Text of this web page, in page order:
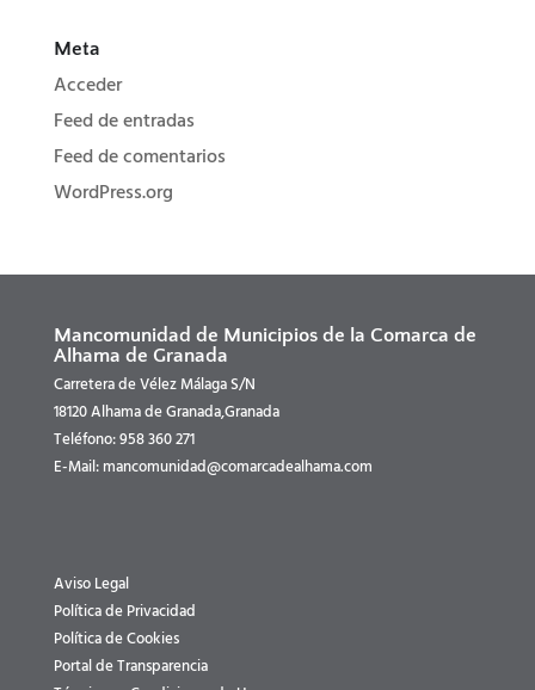
Meta
Acceder
Feed de entradas
Feed de comentarios
WordPress.org
Mancomunidad de Municipios de la Comarca de
Alhama de Granada
Carretera de Vélez Málaga S/N
18120 Alhama de Granada,Granada
Teléfono: 958 360 271
E-Mail: mancomunidad@comarcadealhama.com
Aviso Legal
Política de Privacidad
Política de Cookies
Portal de Transparencia